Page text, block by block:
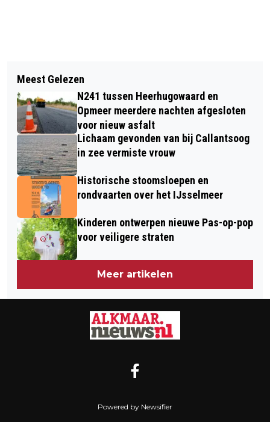
DIERENDAG 2025: ALKMAARSE
DIEREN WEER VEILIG OP PAD
STRANDRACE GP GROOT EGMOND-
PIER-EGMOND DIT JAAR MET ZWARE
KLIM IN WIJK AAN ZEE
Meest Gelezen
N241 tussen Heerhugowaard en
Opmeer meerdere nachten afgesloten
voor nieuw asfalt
Lichaam gevonden van bij Callantsoog
in zee vermiste vrouw
Historische stoomsloepen en
rondvaarten over het IJsselmeer
Kinderen ontwerpen nieuwe Pas-op-pop
voor veiligere straten
Meer artikelen
Powered by Newsifier